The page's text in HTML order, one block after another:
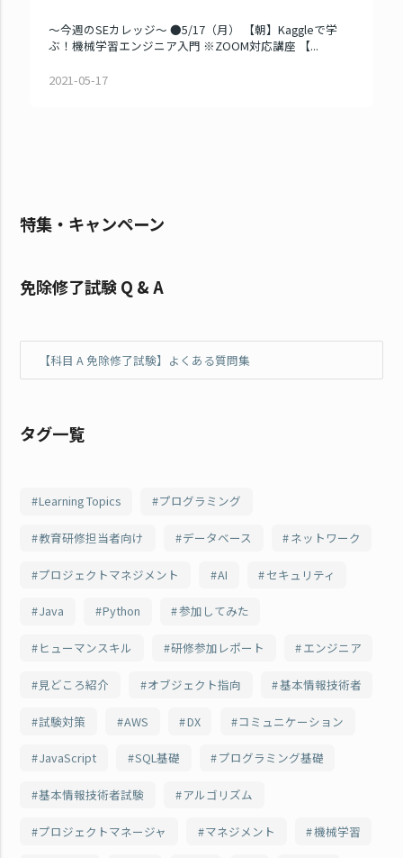
～今週のSEカレッジ～ ●5/17（月） 【朝】Kaggleで学
ぶ！機械学習エンジニア入門 ※ZOOM対応講座 【...
2021-05-17
特集・キャンペーン
免除修了試験 Q & A
【科目 A 免除修了試験】よくある質問集
タグ一覧
Learning Topics プログラミング
教育研修担当者向け データベース ネットワーク
プロジェクトマネジメント AI セキュリティ
Java Python 参加してみた
ヒューマンスキル 研修参加レポート エンジニア
見どころ紹介 オブジェクト指向 基本情報技術者
試験対策 AWS DX コミュニケーション
JavaScript SQL基礎 プログラミング基礎
基本情報技術者試験 アルゴリズム
プロジェクトマネージャ マネジメント 機械学習